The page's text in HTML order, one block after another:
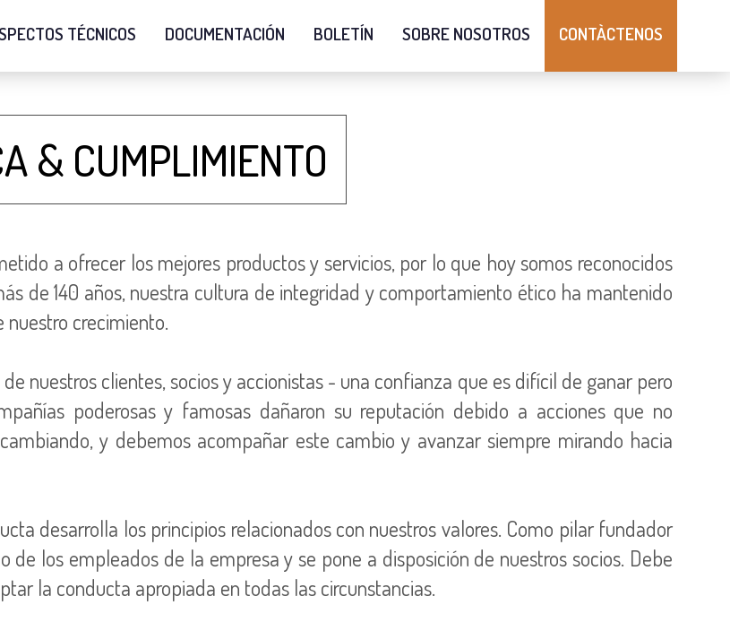
TÉCNICOS DOCUMENTACIÓN BOLETÍN SOBRE NOSOTROS CONTÀCTENOS
& CUMPLIMIENTO
a ofrecer los mejores productos y servicios, por lo que hoy somos reconocidos
de 140 años, nuestra cultura de integridad y comportamiento ético ha mantenido
crecimiento.
nuestros clientes, socios y accionistas - una confianza que es difícil de ganar pero
poderosas y famosas dañaron su reputación debido a acciones que no
y debemos acompañar este cambio y avanzar siempre mirando hacia
desarrolla los principios relacionados con nuestros valores. Como pilar fundador
de los empleados de la empresa y se pone a disposición de nuestros socios. Debe
la conducta apropiada en todas las circunstancias.